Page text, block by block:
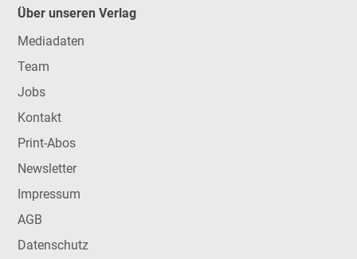
Über unseren Verlag
Mediadaten
Team
Jobs
Kontakt
Print-Abos
Newsletter
Impressum
AGB
Datenschutz